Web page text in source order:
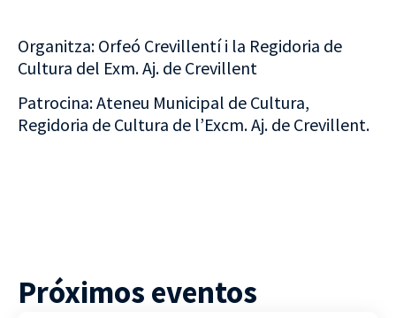
Organitza: Orfeó Crevillentí i la Regidoria de
Cultura del Exm. Aj. de Crevillent
Patrocina: Ateneu Municipal de Cultura,
Regidoria de Cultura de l’Excm. Aj. de Crevillent.
Próximos eventos